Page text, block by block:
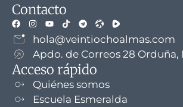
Contacto
hola@veintiochoalmas.com
Apdo. de Correos 28 Orduña,
Acceso rápido
Quiénes somos
Escuela Esmeralda